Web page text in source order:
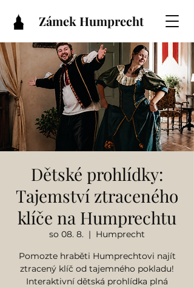
Zámek Humprecht
Dětské prohlídky:
Tajemství ztraceného
klíče na Humprechtu
so 08. 8.
  |
Humprecht
Pomozte hraběti Humprechtovi najít
ztracený klíč od tajemného pokladu!
Interaktivní dětská prohlídka plná